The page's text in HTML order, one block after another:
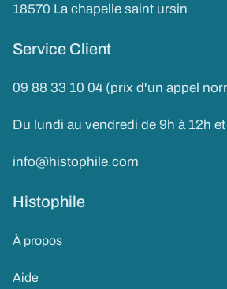
18570 La chapelle saint ursin
Service Client
09 88 33 10 04 (prix d'un appel
Du lundi au vendredi de 9h à 12h
info@histophile.com
Histophile
À propos
Aide